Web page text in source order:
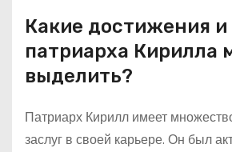
Какие достижения
патриарха Кирилла
выделить?
Патриарх Кирилл имеет
заслуг в своей карьере. Он был